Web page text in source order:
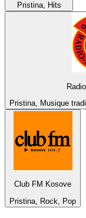
Pristina, Hits
Pristina, Musique
Club FM Kosove
Pristina, Rock, Pop